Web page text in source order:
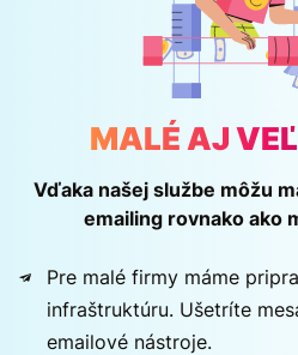
MALÉ AJ
Vďaka našej službe môžu
emailing rovnako ako
Pre malé firmy máme
infraštruktúru. Ušetríte
emailové nástroje.